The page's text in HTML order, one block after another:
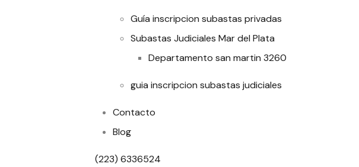
Guía inscripcion subastas privadas
Subastas Judiciales Mar del Plata
Departamento san martin 3260
guia inscripcion subastas judiciales
Contacto
Blog
(223) 6336524